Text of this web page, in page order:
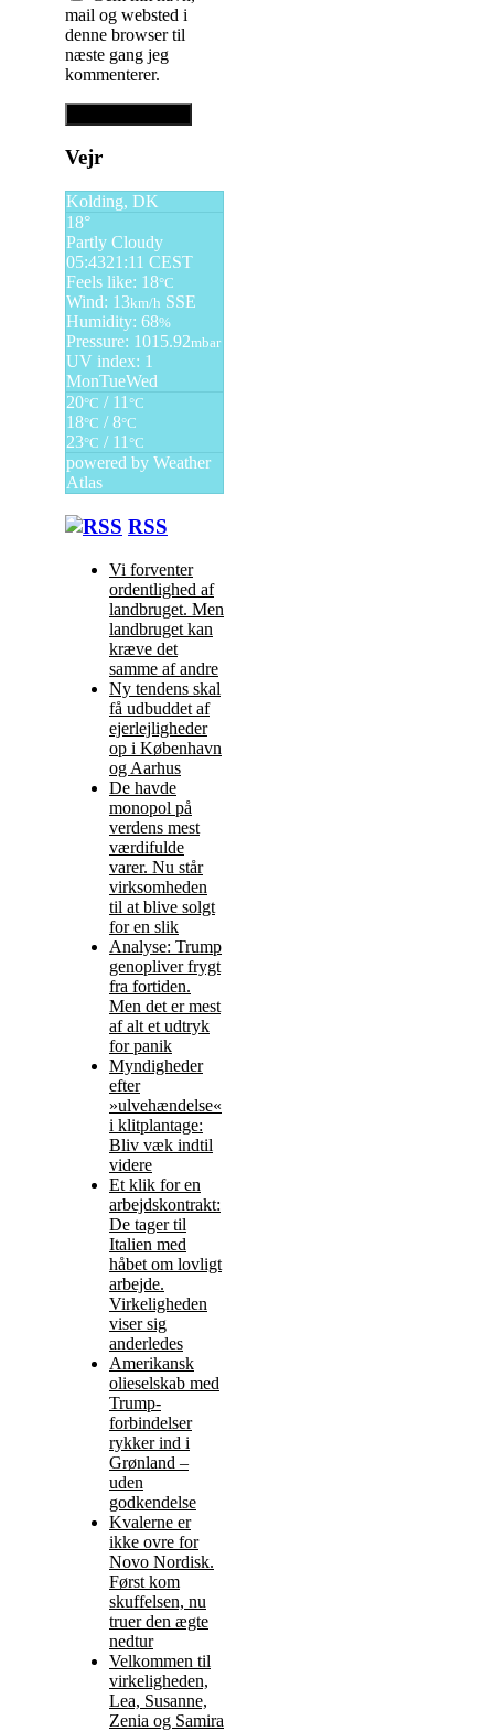
mail og websted i
denne browser til
næste gang jeg
kommenterer.
Vejr
Kolding, DK
18°
Partly Cloudy
05:4321:11 CEST
Feels like: 18°C
Wind: 13km/h SSE
Humidity: 68%
Pressure: 1015.92mbar
UV index: 1
MonTueWed
20°C / 11 °C
18°C / 8°C
23°C / 11 °C
powered by Weather
Atlas
RSS
Vi forventer
ordentlighed af
landbruget. Men
landbruget kan
kræve det
samme af andre
Ny tendens skal
få udbuddet af
ejerlejligheder
op i København
og Aarhus
De havde
monopol på
verdens mest
værdifulde
varer. Nu står
virksomheden
til at blive solgt
for en slik
Analyse: Trump
genopliver frygt
fra fortiden.
Men det er mest
af alt et udtryk
for panik
Myndigheder
efter
»ulvehændelse«
i klitplantage:
Bliv væk indtil
videre
Et klik for en
arbejdskontrakt:
De tager til
Italien med
håbet om lovligt
arbejde.
Virkeligheden
viser sig
anderledes
Amerikansk
olieselskab med
Trump-
forbindelser
rykker ind i
Grønland –
uden
godkendelse
Kvalerne er
ikke ovre for
Novo Nordisk.
Først kom
skuffelsen, nu
truer den ægte
nedtur
Velkommen til
virkeligheden,
Lea, Susanne,
Zenia og Samira